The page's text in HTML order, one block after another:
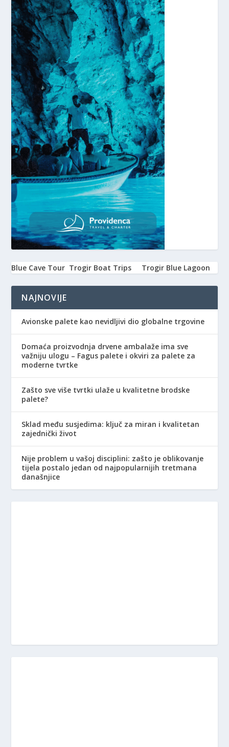
Blue Cave Tour Trogir Boat Trips Trogir Blue Lagoon
NAJNOVIJE
Avionske palete kao nevidljivi dio globalne trgovine
Domaća proizvodnja drvene ambalaže ima sve
važniju ulogu – Fagus palete i okviri za palete za
moderne tvrtke
Zašto sve više tvrtki ulaže u kvalitetne brodske
palete?
Sklad među susjedima: ključ za miran i kvalitetan
zajednički život
Nije problem u vašoj disciplini: zašto je oblikovanje
tijela postalo jedan od najpopularnijih tretmana
današnjice